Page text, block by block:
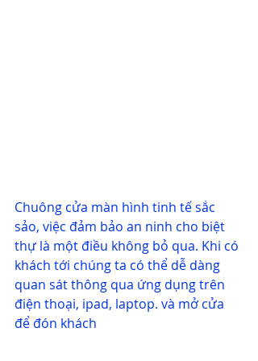
Chuông cửa màn hình tinh tế sắc
sảo, việc đảm bảo an ninh cho biệt
thự là một điều không bỏ qua. Khi có
khách tới chúng ta có thể dễ dàng
quan sát thông qua ứng dụng trên
điện thoại, ipad, laptop. và mở cửa
để đón khách